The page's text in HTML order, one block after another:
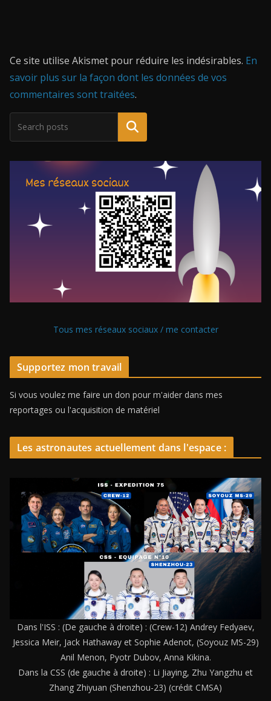
Ce site utilise Akismet pour réduire les indésirables. En
savoir plus sur la façon dont les données de vos
commentaires sont traitées.
Tous mes réseaux sociaux / me contacter
Supportez mon travail
Si vous voulez me faire un don pour m'aider dans mes
reportages ou l'acquisition de matériel
Les astronautes actuellement dans l'espace :
Dans l'ISS : (De gauche à droite) : (Crew-12) Andrey Fedyaev,
Jessica Meir, Jack Hathaway et Sophie Adenot, (Soyouz MS-29)
Anil Menon, Pyotr Dubov, Anna Kikina.
Dans la CSS (de gauche à droite) : Li Jiaying, Zhu Yangzhu et
Zhang Zhiyuan (Shenzhou-23) (crédit CMSA)